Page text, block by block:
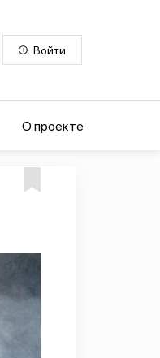
Войти
О проекте